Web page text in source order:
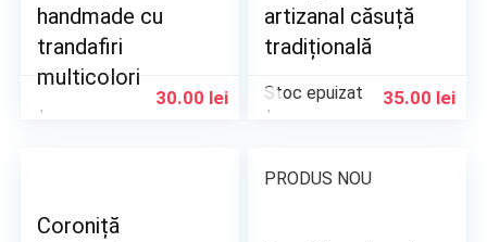
handmade cu
trandafiri
multicolori
30.00 lei
artizanal căsuță
tradițională
Stoc epuizat 35.00 lei
Coroniță
PRODUS NOU